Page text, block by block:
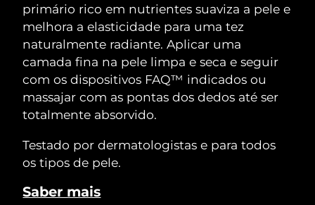
primário rico em nutrientes suaviza a pele e
melhora a elasticidade para uma tez
naturalmente radiante. Aplicar uma
camada fina na pele limpa e seca e seguir
com os dispositivos FAQ™ indicados ou
massajar com as pontas dos dedos até ser
totalmente absorvido.
Testado por dermatologistas e para todos
os tipos de pele.
Saber mais